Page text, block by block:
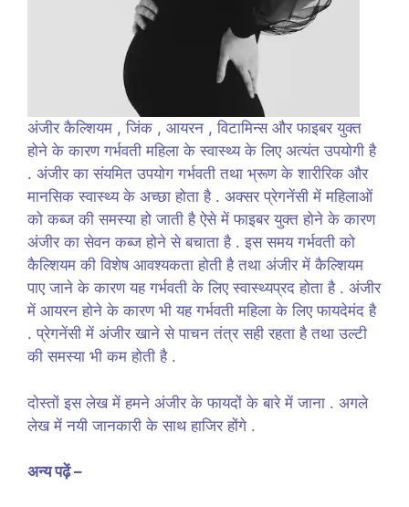
अंजीर कैल्शियम , जिंक , आयरन , विटामिन्स और फाइबर युक्त
होने के कारण गर्भवती महिला के स्वास्थ्य के लिए अत्यंत उपयोगी है
. अंजीर का संयमित उपयोग गर्भवती तथा भ्रूण के शारीरिक और
मानसिक स्वास्थ्य के अच्छा होता है . अक्सर प्रेगनेंसी में महिलाओं
को कब्ज की समस्या हो जाती है ऐसे में फाइबर युक्त होने के कारण
अंजीर का सेवन कब्ज होने से बचाता है . इस समय गर्भवती को
कैल्शियम की विशेष आवश्यकता होती है तथा अंजीर में कैल्शियम
पाए जाने के कारण यह गर्भवती के लिए स्वास्थ्यप्रद होता है . अंजीर
में आयरन होने के कारण भी यह गर्भवती महिला के लिए फायदेमंद है
. प्रेगनेंसी में अंजीर खाने से पाचन तंत्र सही रहता है तथा उल्टी
की समस्या भी कम होती है .
दोस्तों इस लेख में हमने अंजीर के फायदों के बारे में जाना . अगले
लेख में नयी जानकारी के साथ हाजिर होंगे .
अन्य पढ़ें –